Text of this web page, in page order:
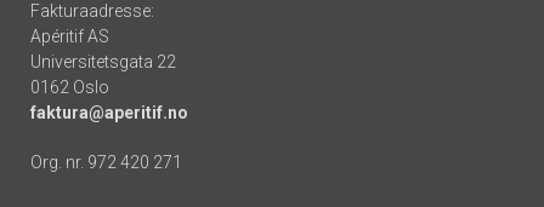
Fakturaadresse:
Apéritif AS
Universitetsgata 22
0162 Oslo
faktura@aperitif.no
Org. nr. 972 420 271